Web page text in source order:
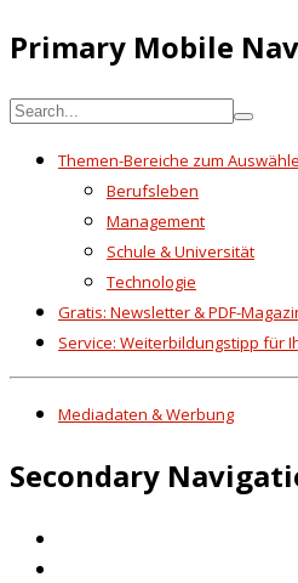
Primary Mobile
Themen-Bereiche zum
Berufsleben
Management
Schule & Universität
Technologie
Gratis: Newsletter & PDF-
Service: Weiterbildungstipp für
Mediadaten & Werbung
Secondary